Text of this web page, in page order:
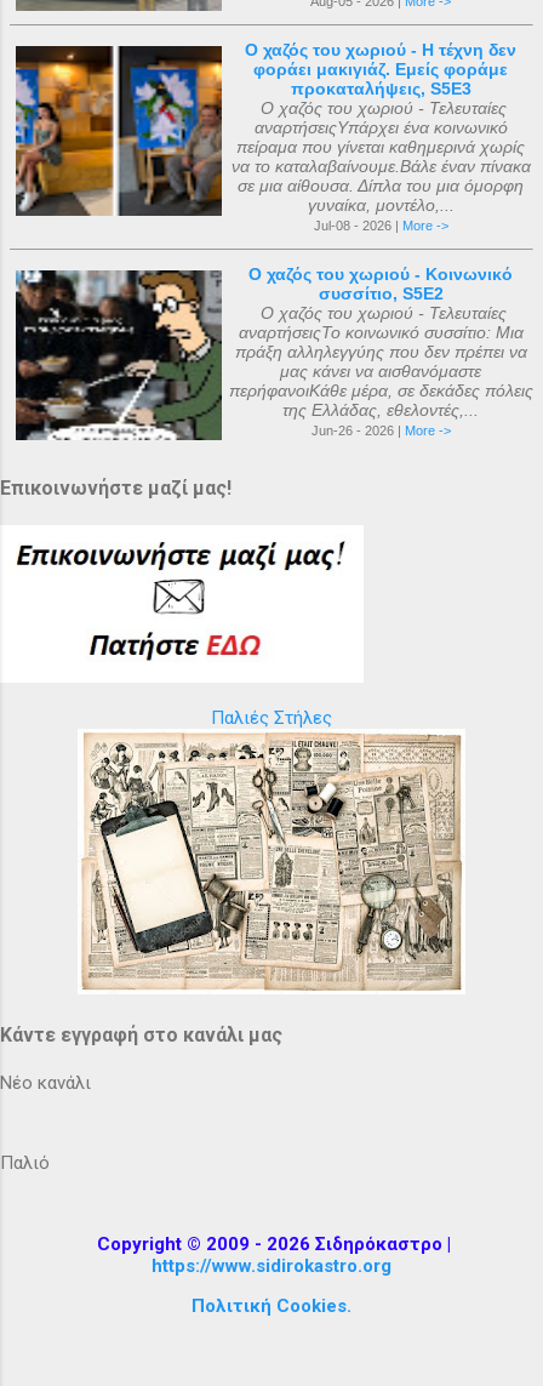
Ο χαζός του χωριού - Η τέχνη δεν
φοράει μακιγιάζ. Εμείς φοράμε
προκαταλήψεις, S5E3
Ο χαζός του χωριού - Τελευταίες
αναρτήσειςΥπάρχει ένα κοινωνικό
πείραμα που γίνεται καθημερινά χωρίς
να το καταλαβαίνουμε.Βάλε έναν πίνακα
σε μια αίθουσα. Δίπλα του μια όμορφη
γυναίκα, μοντέλο,...
Jul-08 - 2026 | More ->
Ο χαζός του χωριού - Κοινωνικό
συσσίτιο, S5E2
Ο χαζός του χωριού - Τελευταίες
αναρτήσειςΤο κοινωνικό συσσίτιο: Μια
πράξη αλληλεγγύης που δεν πρέπει να
μας κάνει να αισθανόμαστε
περήφανοιΚάθε μέρα, σε δεκάδες πόλεις
της Ελλάδας, εθελοντές,...
Jun-26 - 2026 | More ->
Επικοινωνήστε μαζί μας!
Παλιές Στήλες
Κάντε εγγραφή στο κανάλι μας
Νέο κανάλι
Παλιό
Copyright © 2009 - 2026 Σιδηρόκαστρο |
https://www.sidirokastro.org
Πολιτική Cookies.